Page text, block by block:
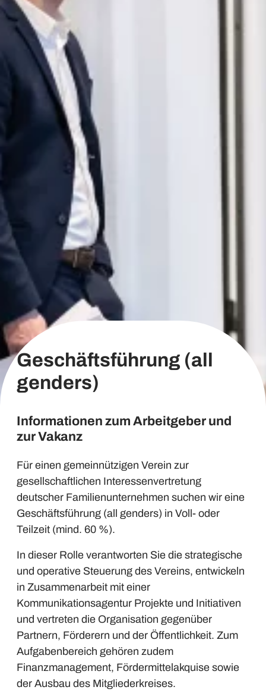
Geschäftsführung (all
genders)
Informationen zum Arbeitgeber und
zur Vakanz
Für einen gemeinnützigen Verein zur
gesellschaftlichen Interessenvertretung
deutscher Familienunternehmen suchen wir eine
Geschäftsführung (all genders) in Voll- oder
Teilzeit (mind. 60 %).
In dieser Rolle verantworten Sie die strategische
und operative Steuerung des Vereins, entwickeln
in Zusammenarbeit mit einer
Kommunikationsagentur Projekte und Initiativen
und vertreten die Organisation gegenüber
Partnern, Förderern und der Öffentlichkeit. Zum
Aufgabenbereich gehören zudem
Finanzmanagement, Fördermittelakquise sowie
der Ausbau des Mitgliederkreises.